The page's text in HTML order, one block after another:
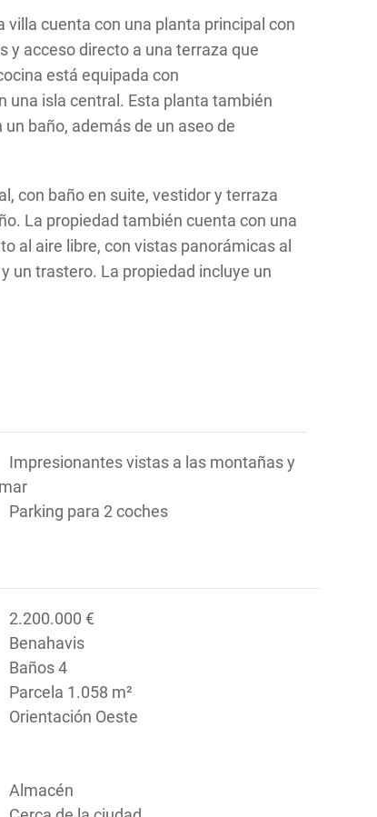
cuenta con una planta principal con
y acceso directo a una terraza que
está equipada con
una isla central. Esta planta también
baño, además de un aseo de
con baño en suite, vestidor y terraza
La propiedad también cuenta con una
al aire libre, con vistas panorámicas al
un trastero. La propiedad incluye un
Impresionantes vistas a las montañas y
Parking para 2 coches
2.200.000 €
Benahavis
Baños 4
Parcela 1.058 m²
Orientación Oeste
Almacén